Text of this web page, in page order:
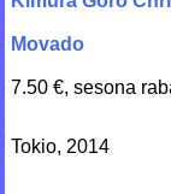
Movado
7.50 €, sesona
Tokio, 2014